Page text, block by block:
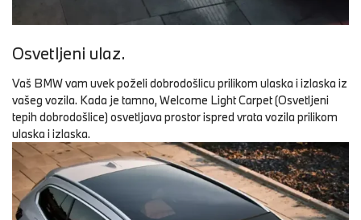
Osvetljeni ulaz.
Vaš BMW vam uvek poželi dobrodošlicu prilikom ulaska i izlaska iz
vašeg vozila. Kada je tamno, Welcome Light Carpet (Osvetljeni
tepih dobrodošlice) osvetljava prostor ispred vrata vozila prilikom
ulaska i izlaska.